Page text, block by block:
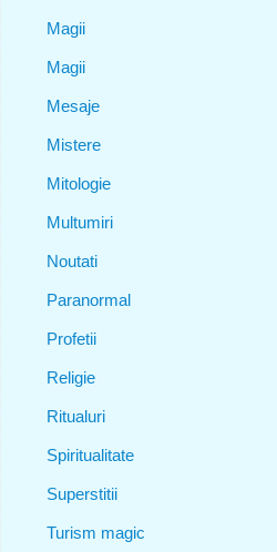
Magii
Magii
Mesaje
Mistere
Mitologie
Multumiri
Noutati
Paranormal
Profetii
Religie
Ritualuri
Spiritualitate
Superstitii
Turism magic